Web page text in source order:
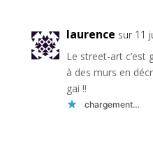
laurence sur 11
Le street-art c’est
à des murs en
gai !!
chargement…